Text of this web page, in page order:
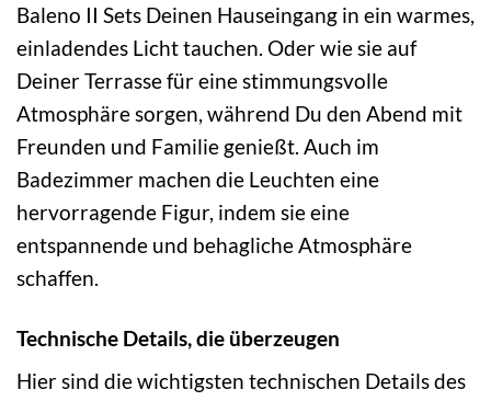
Baleno II Sets Deinen Hauseingang in ein warmes,
einladendes Licht tauchen. Oder wie sie auf
Deiner Terrasse für eine stimmungsvolle
Atmosphäre sorgen, während Du den Abend mit
Freunden und Familie genießt. Auch im
Badezimmer machen die Leuchten eine
hervorragende Figur, indem sie eine
entspannende und behagliche Atmosphäre
schaffen.
Technische Details, die überzeugen
Hier sind die wichtigsten technischen Details des